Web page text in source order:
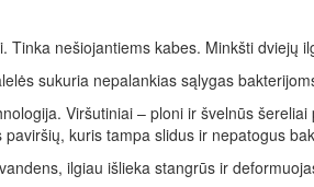
Tinka nešiojantiems kabes. Minkšti dviejų
sukuria nepalankias sąlygas
Viršutiniai – ploni ir švelnūs
kuris tampa slidus ir nepatogus
ilgiau išlieka stangrūs ir